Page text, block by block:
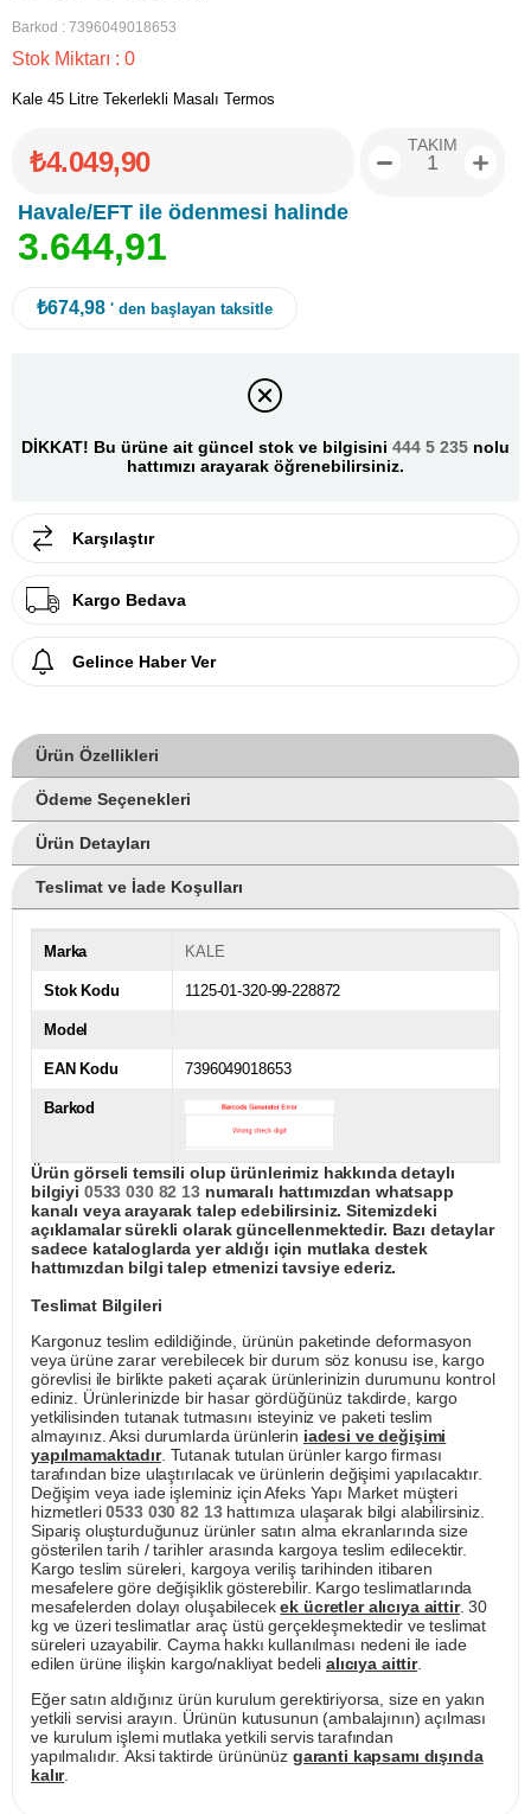
Barkod : 7396049018653
Stok Miktarı : 0
Kale 45 Litre Tekerlekli Masalı Termos
₺4.049,90
Havale/EFT ile ödenmesi halinde
3.644,91
TAKIM
₺674,98 ' den başlayan taksitle
DİKKAT! Bu ürüne ait güncel stok ve bilgisini 444 5 235 nolu
hattımızı arayarak öğrenebilirsiniz.
Karşılaştır
Kargo Bedava
Gelince Haber Ver
Ürün Özellikleri
Ödeme Seçenekleri
Ürün Detayları
Teslimat ve İade Koşulları
Marka KALE
Stok Kodu 1125-01-320-99-228872
Model
EAN Kodu 7396049018653
Barkod
Ürün görseli temsili olup ürünlerimiz hakkında detaylı
bilgiyi 0533 030 82 13numaralı hattımızdan whatsapp
kanalı veya arayarak talep edebilirsiniz. Sitemizdeki
açıklamalar sürekli olarak güncellenmektedir. Bazı detaylar
sadece kataloglarda yer aldığı için mutlaka destek
hattımızdan bilgi talep etmenizi tavsiye ederiz.
Teslimat Bilgileri
Kargonuz teslim edildiğinde, ürünün paketinde deformasyon
veya ürüne zarar verebilecek bir durum söz konusu ise, kargo
görevlisi ile birlikte paketi açarak ürünlerinizin durumunu kontrol
ediniz. Ürünlerinizde bir hasar gördüğünüz takdirde, kargo
yetkilisinden tutanak tutmasını isteyiniz ve paketi teslim
almayınız. Aksi durumlarda ürünlerin iadesi ve değişimi
yapılmamaktadır. Tutanak tutulan ürünler kargo firması
tarafından bize ulaştırılacak ve ürünlerin değişimi yapılacaktır.
Değişim veya iade işleminiz için Afeks Yapı Market müşteri
hizmetleri0533 030 82 13hattımıza ulaşarak bilgi alabilirsiniz.
Sipariş oluşturduğunuz ürünler satın alma ekranlarında size
gösterilen tarih / tarihler arasında kargoya teslim edilecektir.
Kargo teslim süreleri, kargoya veriliş tarihinden itibaren
mesafelere göre değişiklik gösterebilir. Kargo teslimatlarında
mesafelerden dolayı oluşabilecekek ücretler alıcıya aittir. 30
kg ve üzeri teslimatlar araç üstü gerçekleşmektedir ve teslimat
süreleri uzayabilir. Cayma hakkı kullanılması nedeni ile iade
edilen ürüne ilişkin kargo/nakliyat bedeli alıcıya aittir.
Eğer satın aldığınız ürün kurulum gerektiriyorsa, size en yakın
yetkili servisi arayın. Ürünün kutusunun (ambalajının) açılması
ve kurulum işlemi mutlaka yetkili servis tarafından
yapılmalıdır. Aksi taktirde ürününüz garanti kapsamı dışında
kalır.